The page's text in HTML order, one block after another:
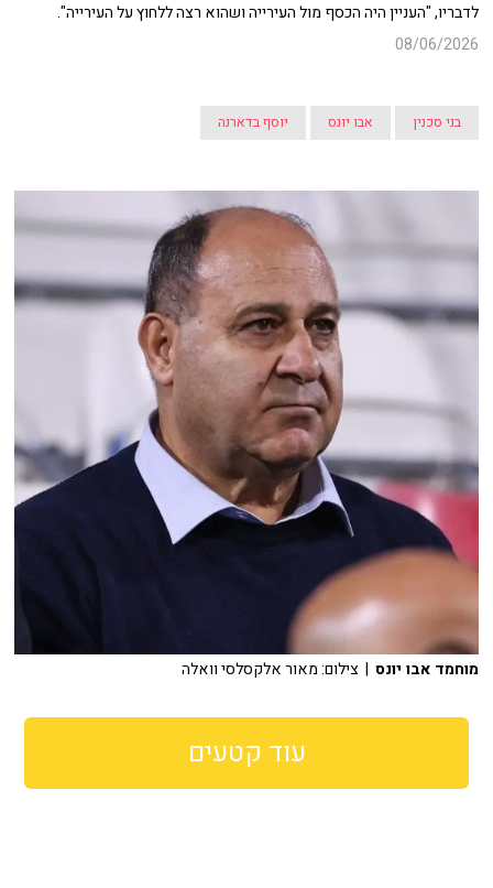
לדבריו, "העניין היה הכסף מול העירייה ושהוא רצה ללחוץ על העירייה".
08/06/2026
בני סכנין אבו יונס יוסף בדארנה
מוחמד אבו יונס | צילום: מאור אלקסלסי וואלה
עוד קטעים